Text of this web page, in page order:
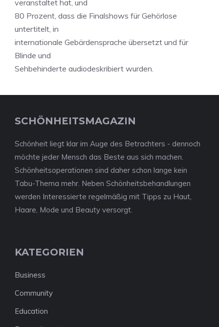
veranstaltet hat, und
80 Prozent, dass die Finalshows für Gehörlose
untertitelt, in
internationale Gebärdensprache übersetzt und für
Blinde und
Sehbehinderte audiodeskribiert wurden.
SCHÖNHEITSMAGAZIN
Schönheit liegt klar im Auge des Betrachters - dennoch
möchte jeder Mensch das Beste aus sich machen.
Schönheitsoperationen sind daher schon lange kein
Tabu-Thema mehr. Neben Schönheitsbehandlungen
werden Interessierte regelmäßig mit Tipps zu Haut,
Haare, Mode und Beauty versorgt.
KATEGORIEN
Business
Community
Education